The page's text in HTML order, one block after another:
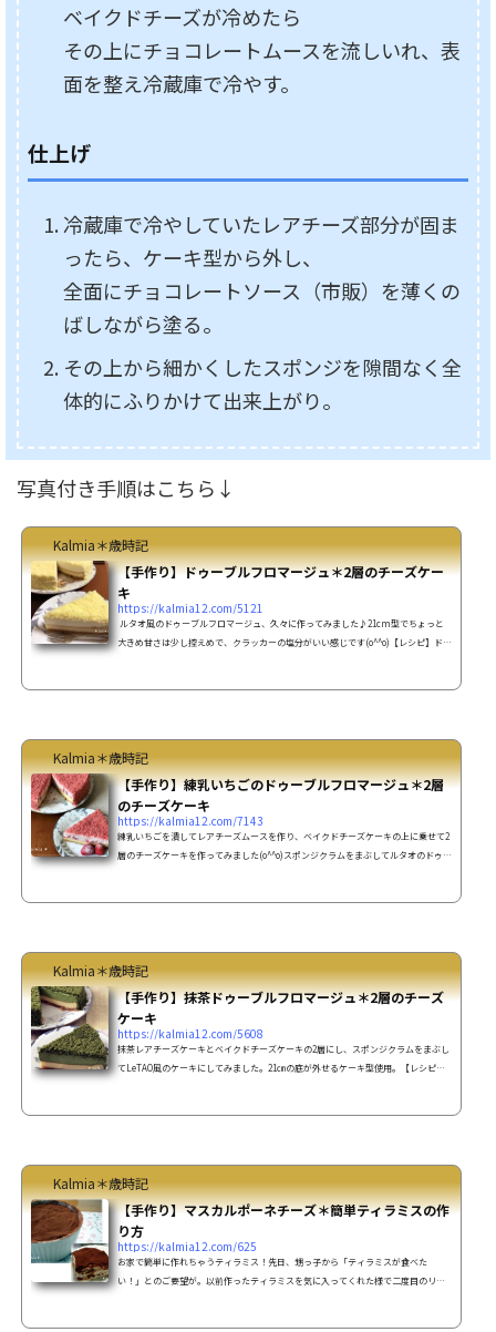
ベイクドチーズが冷めたら
その上にチョコレートムースを流しいれ、表
面を整え冷蔵庫で冷やす。
仕上げ
冷蔵庫で冷やしていたレアチーズ部分が固ま
ったら、ケーキ型から外し、
全面にチョコレートソース（市販）を薄くの
ばしながら塗る。
その上から細かくしたスポンジを隙間なく全
体的にふりかけて出来上がり。
写真付き手順はこちら↓
Kalmia＊歳時記
【手作り】ドゥーブルフロマージュ＊2層のチーズケー
キ
https://kalmia12.com/5121
ルタオ風のドゥーブルフロマージュ、久々に作ってみました♪21cm型でちょっと
大きめ甘さは少し控えめで、クラッカーの塩分がいい感じです(o^^o)【レシピ】ドゥ
0ｇプレーンヨーグルト 50ｇ砂糖 ...
Kalmia＊歳時記
【手作り】練乳いちごのドゥーブルフロマージュ＊2層
のチーズケーキ
https://kalmia12.com/7143
練乳いちごを潰してレアチーズムースを作り、ベイクドチーズケーキの上に乗せて2
層のチーズケーキを作ってみました(o^^o)スポンジクラムをまぶしてルタオのドゥー
ースクリームチーズ 200...
Kalmia＊歳時記
【手作り】抹茶ドゥーブルフロマージュ＊2層のチーズ
ケーキ
https://kalmia12.com/5608
抹茶レアチーズケーキとベイクドチーズケーキの2層にし、スポンジクラムをまぶし
てLeTAO風のケーキにしてみました。21㎝の底が外せるケーキ型使用。【レシピ】
茶レアチーズムースクリームチーズチーズ 200ｇプ...
Kalmia＊歳時記
【手作り】マスカルポーネチーズ＊簡単ティラミスの作
り方
https://kalmia12.com/625
お家で簡単に作れちゃうティラミス！先日、甥っ子から「ティラミスが食べた
い！」とのご要望が。以前作ったティラミスを気に入ってくれた様で二度目のリク